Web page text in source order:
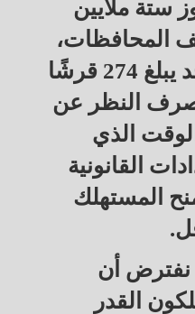
ستة ملايين
المحافظات،
وكلها تخضع لسعر موحد يبلغ 274 قرشًا
النظر عن
الذي
القانونية
المستهلك
نفترض أن
القدر